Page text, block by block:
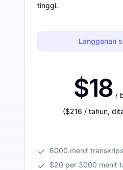
tinggi.
Langganan
$18 /
($216 / tahun,
6000 menit
$20 per 3000 menit